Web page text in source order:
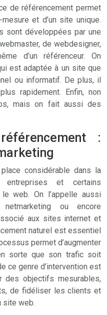
de référencement permet
et d’un site unique.
sont développées par une
de webdesigner,
d’un référenceur. On
est adaptée à un site que
ou informatif. De plus, il
rapidement. Enfin, non
mais on fait aussi des
:
considérable dans la
entreprises et certains
web. On l’appelle aussi
netmarketing ou encore
aux sites internet et
naturel est essentiel
permet d’augmenter
sorte que son trafic soit
ce genre d’intervention est
des objectifs mesurables,
de fidéliser les clients et
site web.